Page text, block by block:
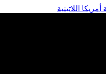
اللاتينية